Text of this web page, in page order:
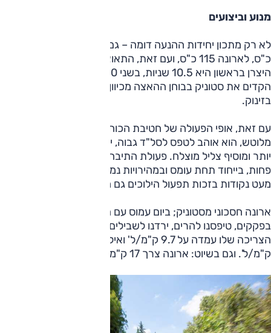
מנוע וביצועים
הקדים את סטוניק בבוחן ההאצה מכיוון שהאחרון השתהה מעט
בזינוק.
עם זאת, אופי הפעולה של חטיבת הכוח של סטוניק קצת יותר
מלוטש, הוא אוהב לטפס לסל"ד גבוה, יוצר תחושה שהוא נמרץ
יותר ומוסיף צליל מוצלח. פעולת התיבה בארונה מעט חלקה
פחות, בייחוד תחת עומס ובמהירויות נמוכות, והיא מחזירה לעצמה
מעט נקודות בזכות תפעול הילוכים גם מההגה.
ארונה חסכוני מסטוניק; ביום עמוס עם הרבה עומס, בו עמדנו
בפקקים, טיפסנו להרים, ירדנו לשבילים ולא ניתקנו מזגן לרגע
ק"מ/ל'. וגם בשיוט: ארונה צרך 17 ק"מ/ל' וסטוניק 14.7 ק"מ/ל'.